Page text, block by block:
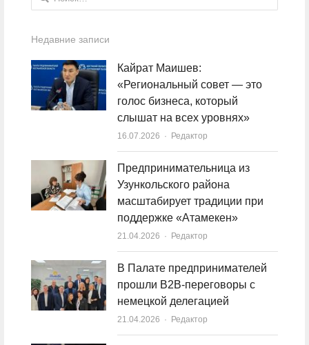
Недавние записи
Кайрат Маишев:
«Региональный совет — это
голос бизнеса, который
слышат на всех уровнях»
16.07.2026 Author
Редактор
Предпринимательница из
Узункольского района
масштабирует традиции при
поддержке «Атамекен»
21.04.2026 Author
Редактор
В Палате предпринимателей
прошли B2B-переговоры с
немецкой делегацией
21.04.2026 Author
Редактор